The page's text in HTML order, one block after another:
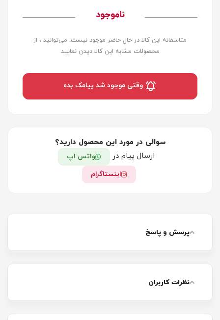
ناموجود
متاسفانه این کالا در حال حاضر موجود نیست. می‌توانید ، از
محصولات مشابه این کالا دیدن نمایید
سوالی در مورد این محصول دارید؟
ارسال پیام در
واتس اپ
اینستاگرام
پرسش و پاسخ
نظرات کاربران